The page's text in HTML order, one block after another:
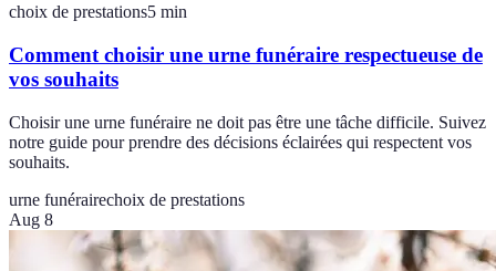
choix de prestations5 min
Comment choisir une urne funéraire respectueuse de
vos souhaits
Choisir une urne funéraire ne doit pas être une tâche difficile. Suivez
notre guide pour prendre des décisions éclairées qui respectent vos
souhaits.
urne funérairechoix de prestations
Aug 8